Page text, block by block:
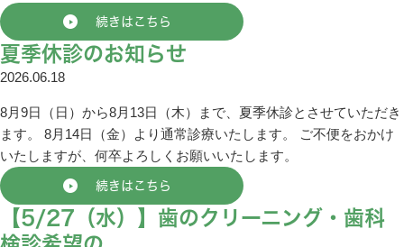
続きはこちら
夏季休診のお知らせ
2026.06.18
8月9日（日）から8月13日（木）まで、夏季休診とさせていただき
ます。 8月14日（金）より通常診療いたします。 ご不便をおかけ
いたしますが、何卒よろしくお願いいたします。
続きはこちら
【5/27（水）】歯のクリーニング・歯科